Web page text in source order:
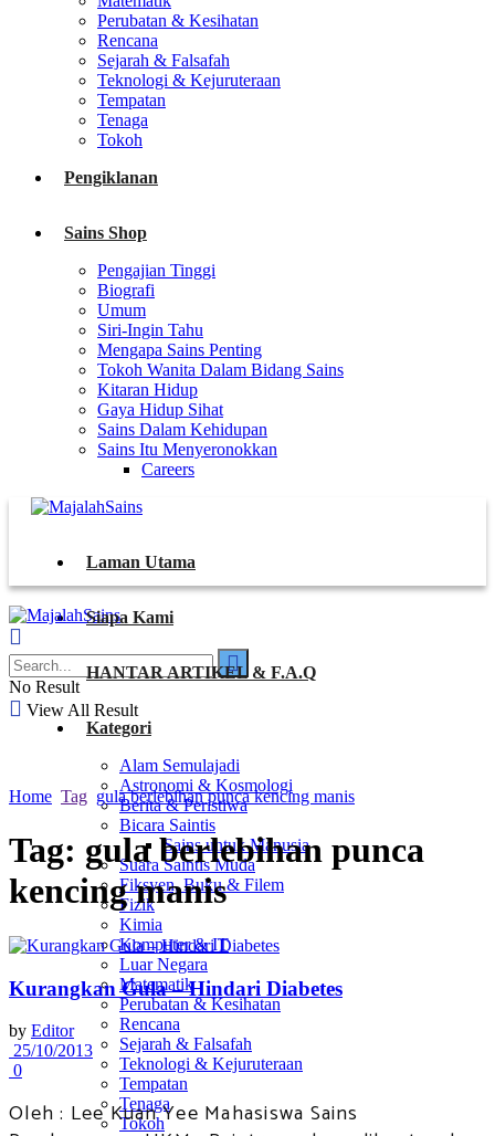
Perubatan & Kesihatan
Rencana
Sejarah & Falsafah
Teknologi & Kejuruteraan
Tempatan
Tenaga
Tokoh
Pengiklanan
Sains Shop
Pengajian Tinggi
Biografi
Umum
Siri-Ingin Tahu
Mengapa Sains Penting
Tokoh Wanita Dalam Bidang Sains
Kitaran Hidup
Gaya Hidup Sihat
Sains Dalam Kehidupan
Sains Itu Menyeronokkan
Careers
Laman Utama
Siapa Kami
HANTAR ARTIKEL & F.A.Q
Kategori
Alam Semulajadi
Astronomi & Kosmologi
Berita & Peristiwa
Bicara Saintis
Sains untuk Manusia
Suara Saintis Muda
Fiksyen, Buku & Filem
Fizik
Kimia
Komputer & IT
Luar Negara
Matematik
Perubatan & Kesihatan
Rencana
Sejarah & Falsafah
Teknologi & Kejuruteraan
Tempatan
Tenaga
Tokoh
No Result
View All Result
Home Tag gula berlebihan punca kencing manis
Tag: gula berlebihan punca
kencing manis
Kurangkan Gula – Hindari Diabetes
by Editor
25/10/2013
0
Oleh : Lee Kuan Yee Mahasiswa Sains